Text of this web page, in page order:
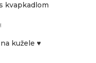
kvapkadlom
kužele ♥